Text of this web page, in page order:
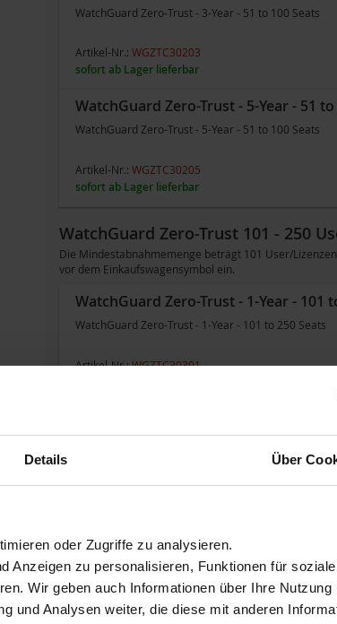
Details Über
oder Zugriffe zu analysieren.
Anzeigen zu personalisieren, Funktionen für
Wir geben auch Informationen über Ihre Nutzung
und Analysen weiter, die diese mit anderen
WatchGuard Zero-Trust - 3-Year - 51 to 100 Seats
Artikel-Nr.: WGZTC30203
sofort ab Lager lieferbar
WatchGuard Zero-Trust - 5-Year - 51 to
WatchGuard Zero-Trust - 5-Year - 51 to 100 Seats
Artikel-Nr.: WGZTC30205
sofort ab Lager lieferbar
WatchGuard Zero-Trust 101 - 250
Die Mindestabnahmemenge beträgt 101 User/
vor dem Einkaufswagensymbol ein.
WatchGuard Zero-Trust - 1-Year - 101
WatchGuard Zero-Trust - 1-Year - 101 to 250 Seats
Artikel-Nr.:WGZTC30301
WatchGuard Zero-Trust - 3-Year - 101
Artikel-Nr.:WGZTC30303
WatchGuard Zero-Trust - 5-Year - 101
WatchGuard Zero-Trust - 5-Year - 101 to 250 Seats
sofort ab Lager lieferbar